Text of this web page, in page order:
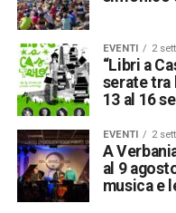
EVENTI 2
“Libri a
serate tra
13 al 16
EVENTI 2
A
al 9
musica e